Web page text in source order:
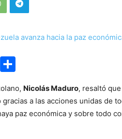
Email
Nicolás Maduro, resaltó
a las acciones unidas de
paz económica y sobre todo